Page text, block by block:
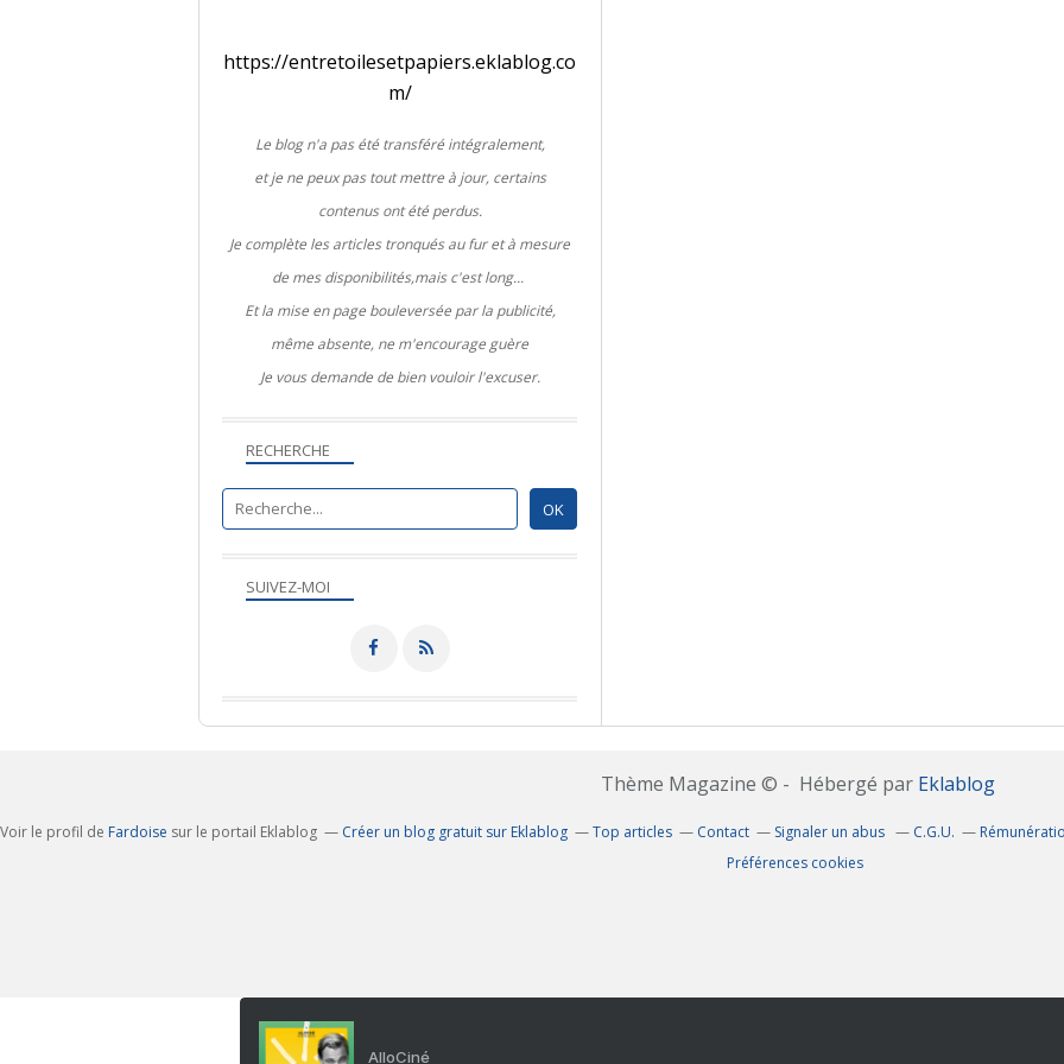
SUIVEZ-MOI
RECHERCHE
https://entretoilesetpapiers.eklablog.co
m/
Le blog n'a pas été transféré intégralement,
et je ne peux pas tout mettre à jour, certains
contenus ont été perdus.
Je complète les articles tronqués au fur et à mesure
de mes disponibilités,mais c'est long...
Et la mise en page bouleversée par la publicité,
même absente, ne m'encourage guère
Je vous demande de bien vouloir l'excuser.
Thème Magazine © - Hébergé par Eklablog
Voir le profil de Fardoise sur le portail Eklablog Créer un blog gratuit sur Eklablog Top articles Contact Signaler un abus C.G.U.
Préférences cookies
AlloCiné